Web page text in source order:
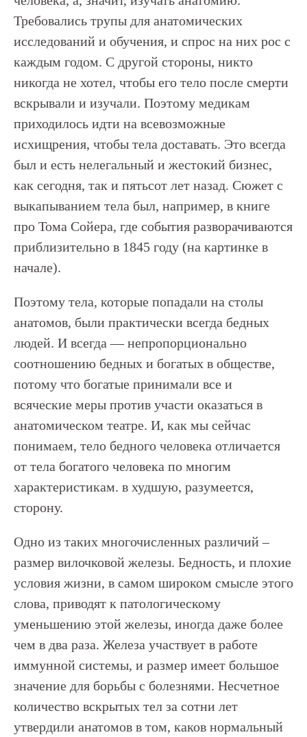
Требовались трупы для анатомических
исследований и обучения, и спрос на них рос с
каждым годом. С другой стороны, никто
никогда не хотел, чтобы его тело после смерти
вскрывали и изучали. Поэтому медикам
приходилось идти на всевозможные
исхищрения, чтобы тела доставать. Это всегда
был и есть нелегальный и жестокий бизнес,
как сегодня, так и пятьсот лет назад. Сюжет с
выкапыванием тела был, например, в книге
про Тома Сойера, где события разворачиваются
приблизительно в 1845 году (на картинке в
начале).
Поэтому тела, которые попадали на столы
анатомов, были практически всегда бедных
людей. И всегда — непропорционально
соотношению бедных и богатых в обществе,
потому что богатые принимали все и
всяческие меры против участи оказаться в
анатомическом театре. И, как мы сейчас
понимаем, тело бедного человека отличается
от тела богатого человека по многим
характеристикам. в худшую, разумеется,
сторону.
Одно из таких многочисленных различий –
размер вилочковой железы. Бедность, и плохие
условия жизни, в самом широком смысле этого
слова, приводят к патологическому
уменьшению этой железы, иногда даже более
чем в два раза. Железа участвует в работе
иммунной системы, и размер имеет большое
значение для борьбы с болезнями. Несчетное
количество вскрытых тел за сотни лет
утвердили анатомов в том, каков нормальный